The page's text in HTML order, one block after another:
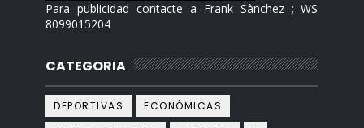
Para publicidad contacte a Frank Sànchez ; WS
8099015204
CATEGORIA
DEPORTIVAS
ECONÓMICAS